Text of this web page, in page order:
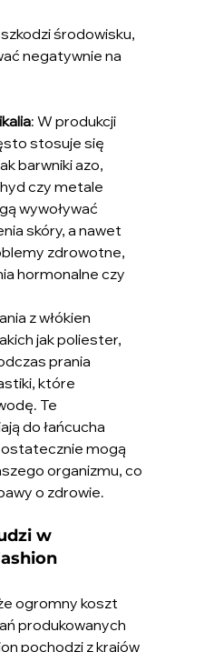
środowisku,
negatywnie na
: W produkcji
stosuje się
barwniki azo,
czy metale
wywoływać
skóry, a nawet
zdrowotne,
hormonalne czy
z włókien
jak poliester,
prania
które
Te
do łańcucha
mogą
organizmu, co
o zdrowie.
w
ogromny koszt
produkowanych
pochodzi z krajów